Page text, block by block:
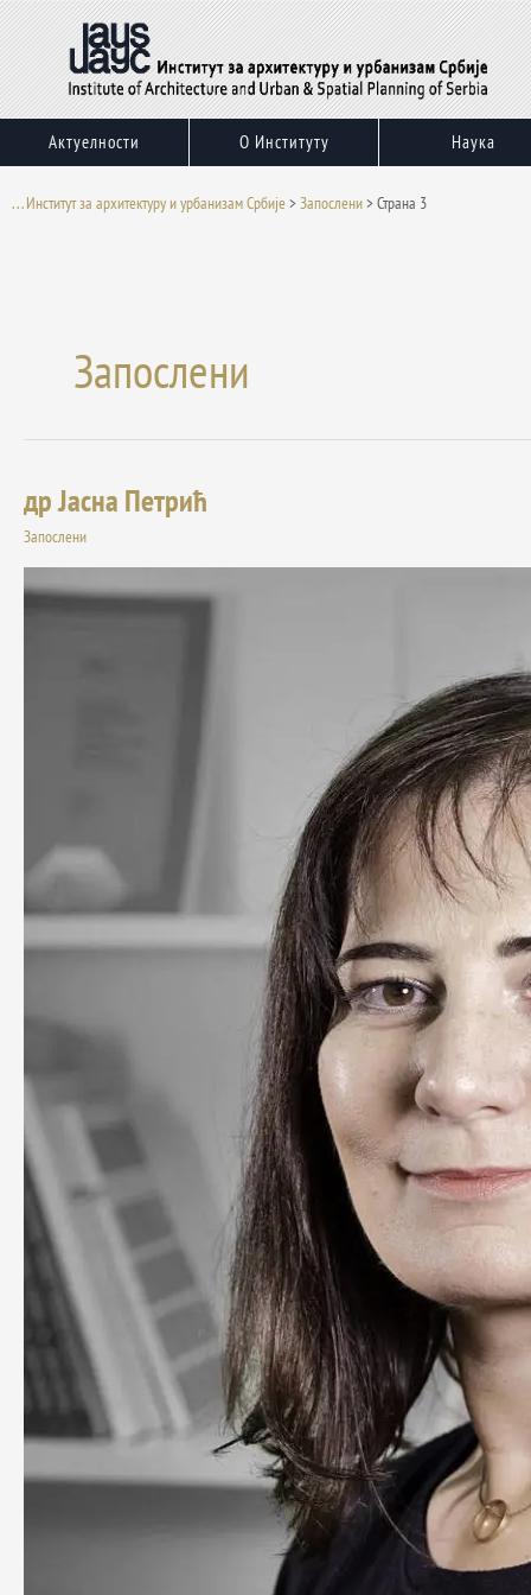
Пређи
Актуелности О Институту Наука
. . . Институт за архитектуру и урбанизам Србије>Запослени>Страна 3
Запослени
др Јасна Петрић
Запослени
др
Јасна
Петрић